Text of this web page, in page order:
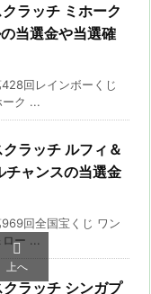
ラッチ ミホーク
当選金や当選確
回レインボーくじ
ーク ...
ラッチ ルフィ＆
チャンスの当選金
回全国宝くじ ワン
ー ...
ラッチ シンガプ

上へ